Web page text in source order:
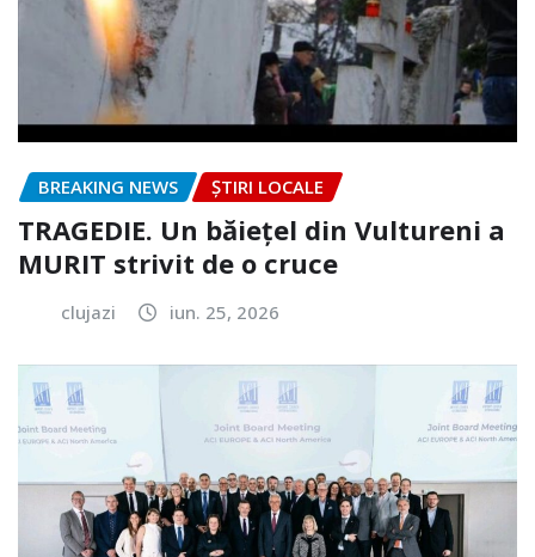
BREAKING NEWS ȘTIRI LOCALE
TRAGEDIE. Un băiețel din Vultureni a
MURIT strivit de o cruce
clujazi iun. 25, 2026